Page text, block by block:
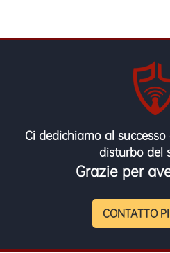
Ci dedichiamo al
disturbo del
Grazie per
CONTATTO